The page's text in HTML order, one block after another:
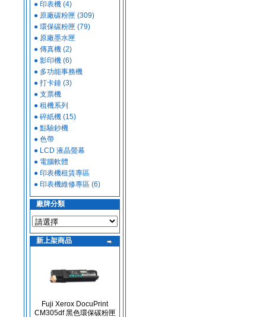
● 印表機 (4)
● 原廠碳粉匣 (309)
● 環保碳粉匣 (79)
● 原廠墨水匣
● 傳真機 (2)
● 影印機 (6)
● 多功能事務機
● 打卡鐘 (3)
● 支票機
● 租機系列
● 碎紙機 (15)
● 點驗鈔機
● 色帶
● LCD 液晶螢幕
● 電腦軟體
● 印表機租賃專區
● 印表機維修專區 (6)
廠牌分類
新上架商品
Fuji Xerox DocuPrint
CM305df 黑色環保碳粉匣